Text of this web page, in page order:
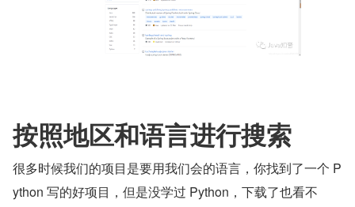
按照地区和语言进行搜索
很多时候我们的项目是要用我们会的语言，你找到了一个 P
ython 写的好项目，但是没学过 Python，下载了也看不